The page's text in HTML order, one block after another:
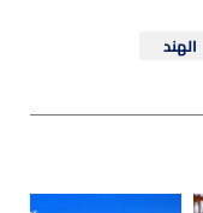
الهند